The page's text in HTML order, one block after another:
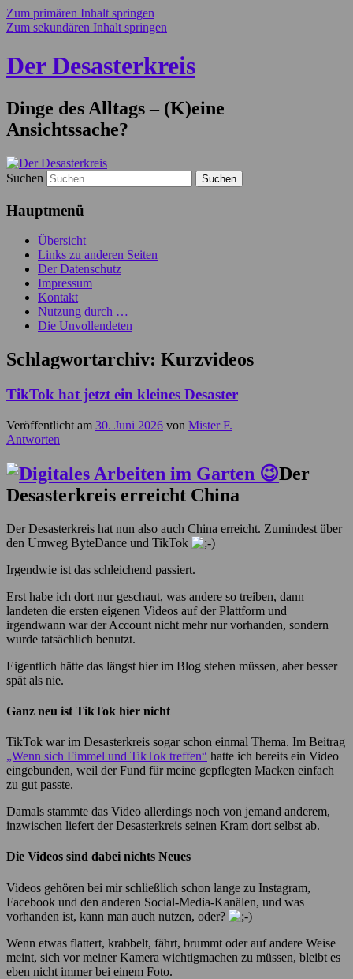
Zum primären Inhalt springen
Zum sekundären Inhalt springen
Der Desasterkreis
Dinge des Alltags – (K)eine
Ansichtssache?
Suchen
Hauptmenü
Übersicht
Links zu anderen Seiten
Der Datenschutz
Impressum
Kontakt
Nutzung durch …
Die Unvollendeten
Schlagwortarchiv: Kurzvideos
TikTok hat jetzt ein kleines Desaster
Veröffentlicht am 30. Juni 2026 von Mister F.
Antworten
Der
Desasterkreis erreicht China
Der Desasterkreis hat nun also auch China erreicht. Zumindest über
den Umweg ByteDance und TikTok
Irgendwie ist das schleichend passiert.
Erst habe ich dort nur geschaut, was andere so treiben, dann
landeten die ersten eigenen Videos auf der Plattform und
irgendwann war der Account nicht mehr nur vorhanden, sondern
wurde tatsächlich benutzt.
Eigentlich hätte das längst hier im Blog stehen müssen, aber besser
spät als nie.
Ganz neu ist TikTok hier nicht
TikTok war im Desasterkreis sogar schon einmal Thema. Im Beitrag
„Wenn sich Fimmel und TikTok treffen“ hatte ich bereits ein Video
eingebunden, weil der Fund für meine gepflegten Macken einfach
zu gut passte.
Damals stammte das Video allerdings noch von jemand anderem,
inzwischen liefert der Desasterkreis seinen Kram dort selbst ab.
Die Videos sind dabei nichts Neues
Videos gehören bei mir schließlich schon lange zu Instagram,
Facebook und den anderen Social-Media-Kanälen, und was
vorhanden ist, kann man auch nutzen, oder?
Wenn etwas flattert, krabbelt, fährt, brummt oder auf andere Weise
meint, sich vor meiner Kamera wichtigmachen zu müssen, bleibt es
eben nicht immer bei einem Foto.